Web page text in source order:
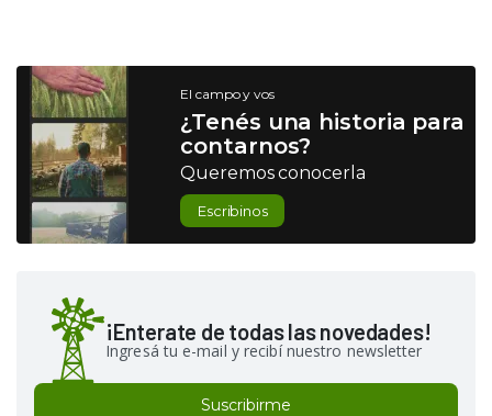
El campo y vos
¿Tenés una historia para
contarnos?
Queremos conocerla
Escribinos
¡Enterate de todas las novedades!
Ingresá tu e-mail y recibí nuestro newsletter
Suscribirme